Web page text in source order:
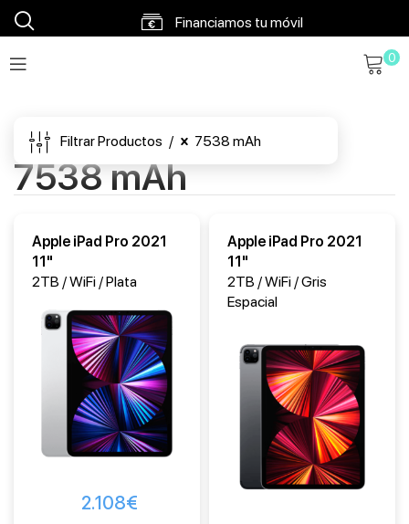
Financiamos tu móvil
0
7538 mAh
Filtrar Productos 7538 mAh
Apple iPad Pro 2021
11"
2TB / WiFi / Plata
2.108€
Apple iPad Pro 2021
11"
2TB / WiFi / Gris
Espacial